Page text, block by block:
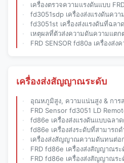
เครื่องตรวจความแรงดันแบบ FRD Sensor fd3051st เครื่อ
fd3051sdp เครื่องส่งแรงดันคว
fd3051st เครื่องส่งแรงดันที่ฉล
เหตุผลที่ตัวส่งความดันความแตกต่างสูญเสียความแม่น
FRD SENSOR fd80a เครื่องส่งความดันทั่วไป เค
เครื่องส่งสัญญาณระดับ
อุณหภูมิสูง, ความแน่นสูง & การสร้างขนาด, จุดตาบอดขนาดใหญ่? ซันดง FRD
FRD Sensor fd3051 LD Remote Flange Level
fd86e เครื่องส่งแรงดันแบบฉลาดความแม่นยําสูง พร้อมแผ่นฉาก 316l และโป
fd86e เครื่องส่งระดับที่สามารถดําน้ําได้ มีอัตราการออก 4-20ma, ป้องกัน
เครื่องส่งสัญญาณความดันทนต่อการกัดกร่อนความแม่นยำสูง
FRD fd86e เครื่องส่งสัญญาณร
FRD fd86e เครื่องส่งสัญญาณร